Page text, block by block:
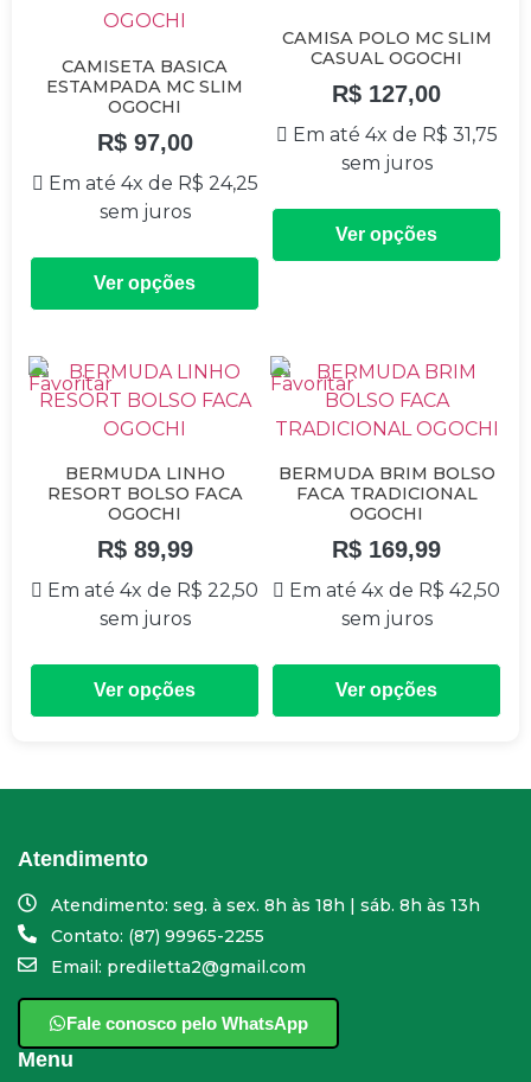
CAMISETA BASICA
ESTAMPADA MC SLIM
OGOCHI
R$97,00
Em até 4x de R$ 24,25
sem juros
Ver opções
CAMISA POLO MC SLIM
CASUAL OGOCHI
R$ 127,00
Em até 4x de R$ 31,75
sem juros
Ver opções
BERMUDA LINHO
RESORT BOLSO FACA
OGOCHI
R$89,99
Em até 4x de R$ 22,50
sem juros
Ver opções
BERMUDA BRIM BOLSO
FACA TRADICIONAL
OGOCHI
R$ 169,99
Em até 4x de R$ 42,50
sem juros
Ver opções
Atendimento
Atendimento: seg. à sex. 8h às 18h | sáb. 8h às 13h
Contato: (87) 99965-2255
Email: prediletta2@gmail.com
Fale conosco pelo WhatsApp
Menu